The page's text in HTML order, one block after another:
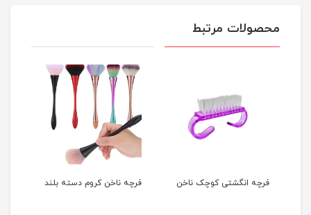
محصولات مرتبط
فرچه انگشتی کوچک ناخن فرچه ناخن کروم دسته بلند